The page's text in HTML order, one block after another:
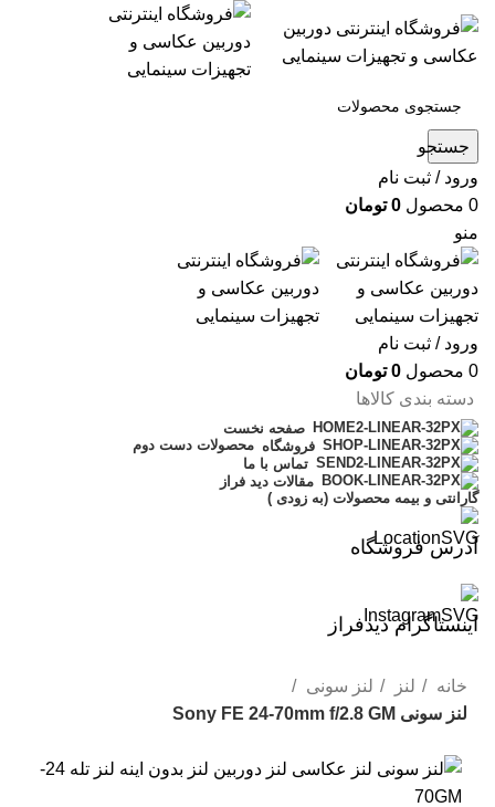
جستجو
ورود / ثبت نام
0 محصول 0 تومان
منو
ورود / ثبت نام
0 محصول 0 تومان
دسته بندی کالاها
صفحه نخست
فروشگاه محصولات دست دوم
تماس با ما
مقالات دید فراز
گارانتی و بیمه محصولات (به زودی )
آدرس فروشگاه
اینستاگرام دیدفراز
خانه لنز
لنز سونی
لنز سونی Sony FE 24-70mm f/2.8 GM